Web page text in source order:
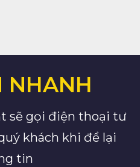
NHANH
sẽ gọi điện thoại tư
khách khi để lại
tin